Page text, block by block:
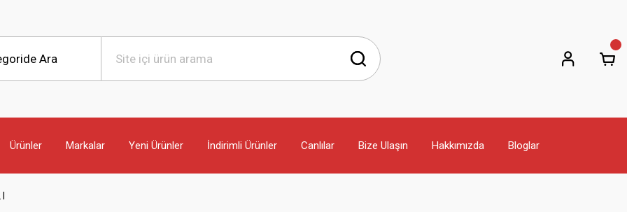
Ürünler Markalar Yeni Ürünler İndirimli Ürünler Canlılar Bize Ulaşın Hakkımızda Bloglar